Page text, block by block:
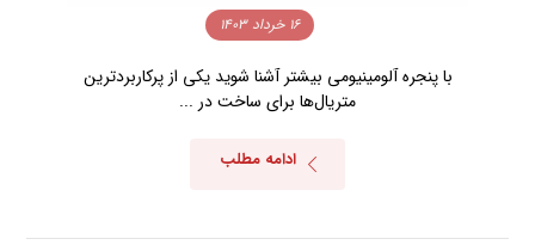
۱۶ خرداد ۱۴۰۳
با پنجره آلومینیومی بیشتر آشنا شوید یکی از پرکاربردترین
متریال‌ها برای ساخت در ...
ادامه مطلب